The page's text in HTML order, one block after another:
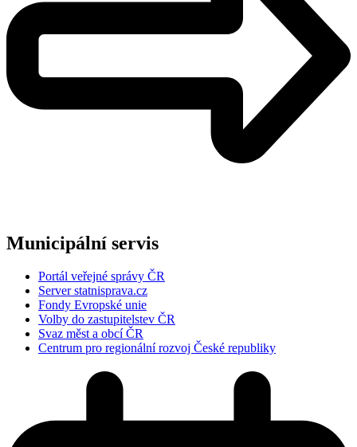
Municipální servis
Portál veřejné správy ČR
Server statnisprava.cz
Fondy Evropské unie
Volby do zastupitelstev ČR
Svaz měst a obcí ČR
Centrum pro regionální rozvoj České republiky